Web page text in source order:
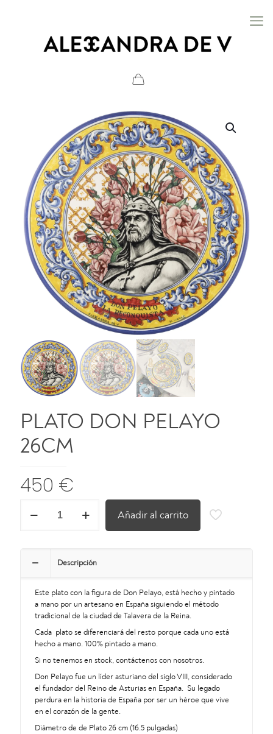
PLATO DON PELAYO
26CM
450 €
DON
Añadir al carrito
Descripción
Este plato con la figura de Don Pelayo, está hecho y pintado
a mano por un artesano en España siguiendo el método
tradicional de la ciudad de Talavera de la Reina.
Cada plato se diferenciará del resto porque cada uno está
hecho a mano. 100% pintado a mano.
Si no tenemos en stock, contáctenos con nosotros.
Don Pelayo fue un líder asturiano del siglo VIII, considerado
el fundador del Reino de Asturias en España. Su legado
perdura en la historia de España por ser un héroe que vive
en el corazón de la gente.
Diámetro de de Plato 26 cm (16.5 pulgadas)